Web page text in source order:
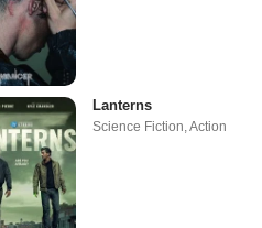
Lanterns
Science Fiction Action